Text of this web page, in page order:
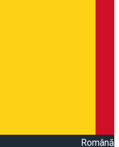
Română